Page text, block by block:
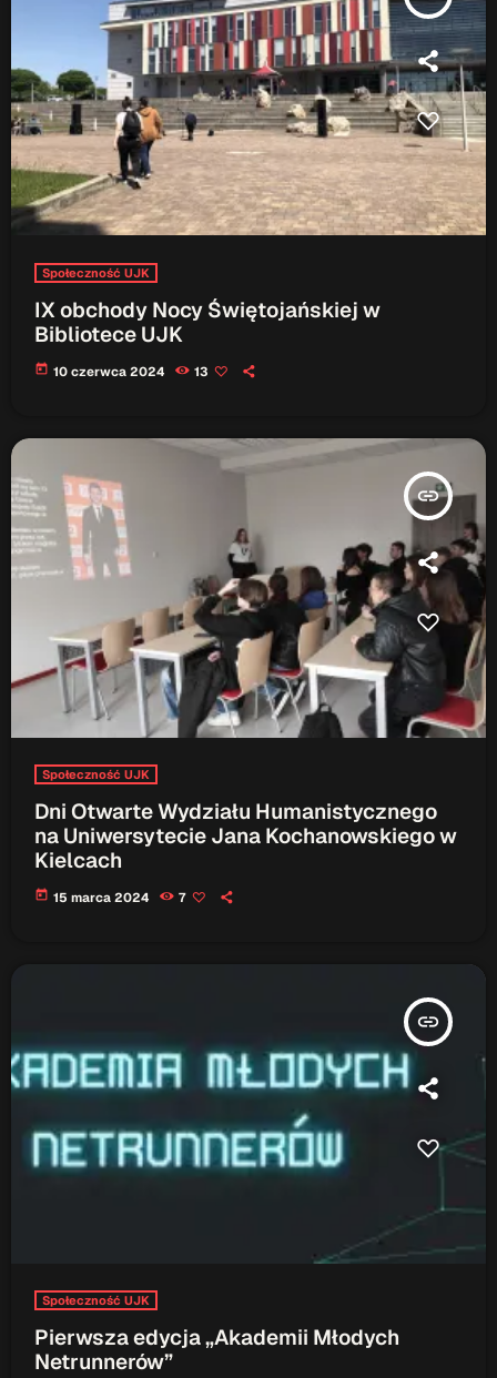
Społeczność UJK
IX obchody Nocy Świętojańskiej w
Bibliotece UJK
today 10 czerwca 2024 13
insert_link
Społeczność UJK
Dni Otwarte Wydziału Humanistycznego
na Uniwersytecie Jana Kochanowskiego w
Kielcach
today 15 marca 2024 7
insert_link
Społeczność UJK
Pierwsza edycja „Akademii Młodych
Netrunnerów”